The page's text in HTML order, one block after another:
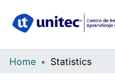
Communities
Home Statistics